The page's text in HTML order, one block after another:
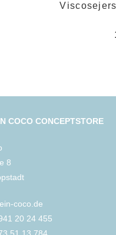
COCO CONCEPTSTORE
8
coco.de
20 24 455
51 13 784